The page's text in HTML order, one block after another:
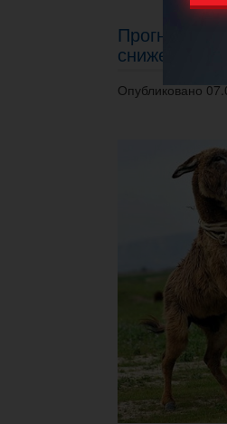
Прогноз по
снижение на
Опубликовано